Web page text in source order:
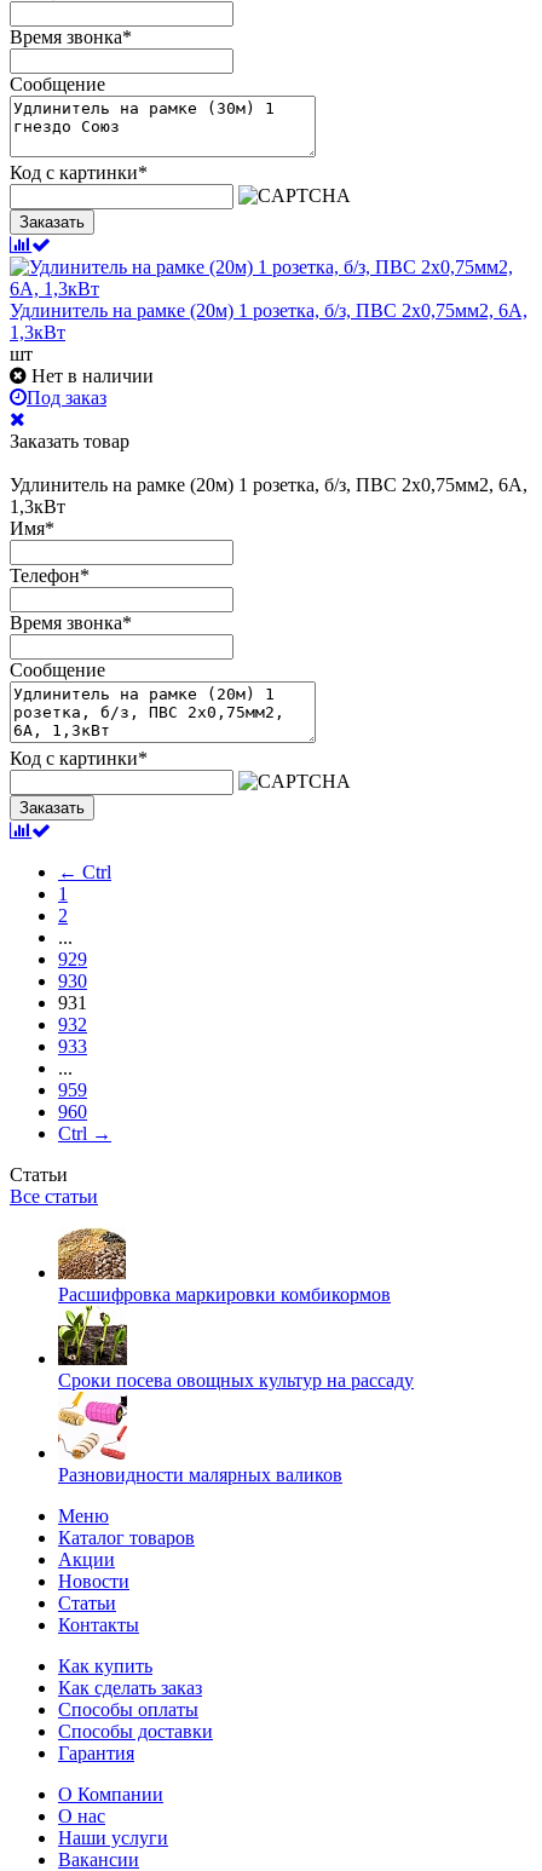
Время звонка*
Сообщение
Код с картинки*
Заказать
Удлинитель на рамке (20м) 1 розетка, б/з, ПВС 2х0,75мм2, 6А,
1,3кВт
шт
Нет в наличии
Под заказ
Заказать товар
Удлинитель на рамке (20м) 1 розетка, б/з, ПВС 2х0,75мм2, 6А,
1,3кВт
Имя*
Телефон*
Время звонка*
Сообщение
Код с картинки*
Заказать
← Ctrl
1
2
...
929
930
931
932
933
...
959
960
Ctrl →
Статьи
Все статьи
Расшифровка маркировки комбикормов
Сроки посева овощных культур на рассаду
Разновидности малярных валиков
Меню
Каталог товаров
Акции
Новости
Статьи
Контакты
Как купить
Как сделать заказ
Способы оплаты
Способы доставки
Гарантия
О Компании
О нас
Наши услуги
Вакансии